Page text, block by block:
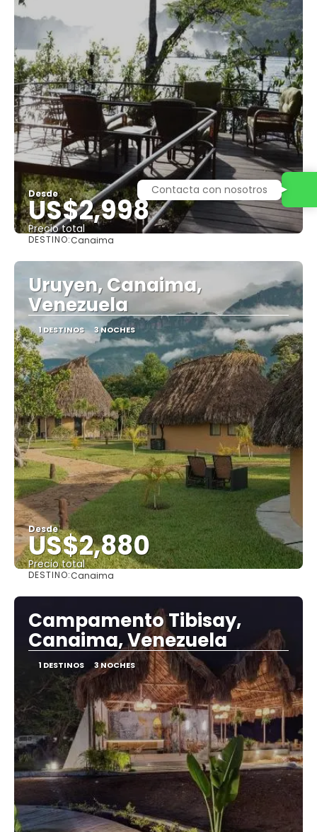
Desde
US$2,998
Precio total
DESTINO:Canaima
Uruyen, Canaima,
Venezuela
1 DESTINOS 3 NOCHES
Desde
US$2,880
Precio total
DESTINO:Canaima
Campamento Tibisay,
Canaima, Venezuela
1 DESTINOS 3 NOCHES
Contacta con nosotros